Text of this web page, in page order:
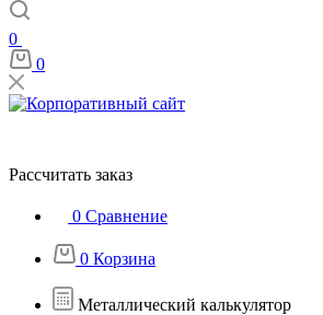
0
0
Рассчитать заказ
0 Сравнение
0 Корзина
Металлический калькулятор